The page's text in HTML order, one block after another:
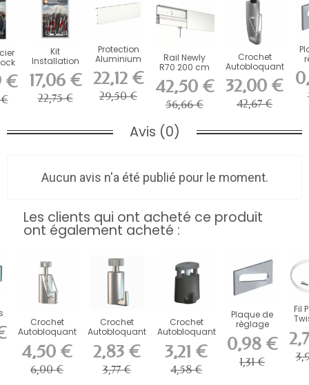
-...€
Kit
Installation
Newly R70
Museum
Line -...
17,06 €
22,75 €
Protection
Aluminium
pour Newly
R70
Museum...
22,12 €
29,50 €
Rail Newly
R70 200 cm
blanc
Museum -...
42,50 €
56,66 €
Crochet
Autobloquant
avec Securité
70 Kg -...
32,00 €
42,67 €
Avis (0)
Aucun avis n'a été publié pour le moment.
Les clients qui ont acheté ce produit
ont également acheté :
Crochet
Autobloquant
de Sécurité
Artiteq...
4,50 €
6,00 €
Crochet
Autobloquant
Artiteq 15 kg
pour...
2,83 €
3,77 €
Crochet
Autobloquant
Artiteq Micro
Grip 2...
3,21 €
4,58 €
Plaque de
règlage
pour R70
Museum
Line -...
0,98 €
1,31 €
Fil